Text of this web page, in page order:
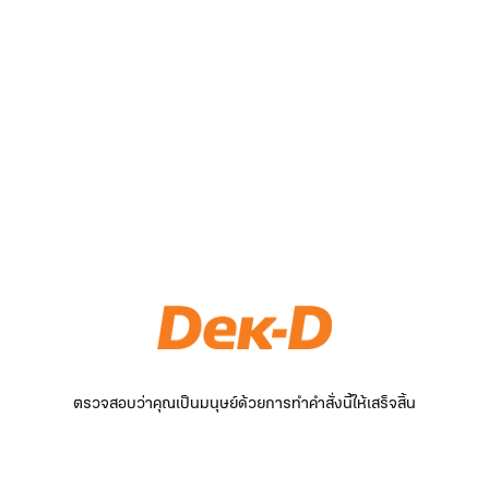
ตรวจสอบว่าคุณเป็นมนุษย์ด้วยการทำคำสั่งนี้ให้เสร็จสิ้น